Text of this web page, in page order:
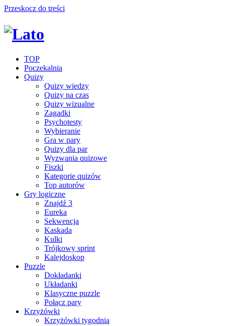
Przeskocz do treści
TOP
Poczekalnia
Quizy
Quizy wiedzy
Quizy na czas
Quizy wizualne
Zagadki
Psychotesty
Wybieranie
Gra w pary
Quizy dla par
Wyzwania quizowe
Fiszki
Kategorie quizów
Top autorów
Gry logiczne
Znajdź 3
Eureka
Sekwencja
Kaskada
Kulki
Trójkowy sprint
Kalejdoskop
Puzzle
Dokładanki
Układanki
Klasyczne puzzle
Połącz pary
Krzyżówki
Krzyżówki tygodnia